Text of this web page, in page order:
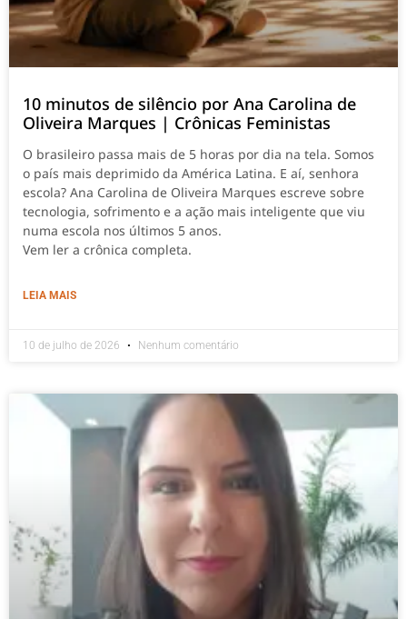
10 minutos de silêncio por Ana Carolina de
Oliveira Marques | Crônicas Feministas
O brasileiro passa mais de 5 horas por dia na tela. Somos
o país mais deprimido da América Latina. E aí, senhora
escola? Ana Carolina de Oliveira Marques escreve sobre
tecnologia, sofrimento e a ação mais inteligente que viu
numa escola nos últimos 5 anos.
Vem ler a crônica completa.
LEIA MAIS
10 de julho de 2026 Nenhum comentário